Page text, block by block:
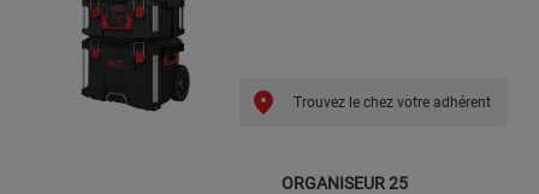
Trouvez le chez votre adhérent
ORGANISEUR 25